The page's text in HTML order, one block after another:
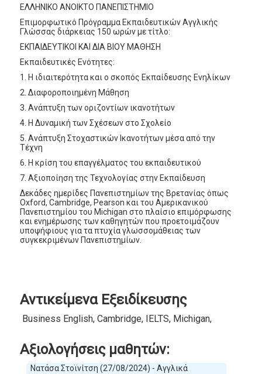
ΕΛΛΗΝΙΚΟ ΑΝΟΙΚΤΟ ΠΑΝΕΠΙΣΤΗΜΙΟ
Επιμορφωτικό Πρόγραμμα Εκπαιδευτικών Αγγλικής
Γλώσσας διάρκειας 150 ωρών με τίτλο:
ΕΚΠΑΙΔΕΥΤΙΚΟΙ ΚΑΙ ΔΙΑ ΒΙΟΥ ΜΑΘΗΣΗ
Εκπαιδευτικές Ενότητες:
1. Η ιδιαιτερότητα και ο σκοπός Εκπαίδευσης Ενηλίκων
2. Διαφοροποιημένη Μάθηση
3. Ανάπτυξη των οριζοντίων ικανοτήτων
4. Η Δυναμική των Σχέσεων στο Σχολείο
5. Ανάπτυξη Στοχαστικών Ικανοτήτων μέσα από την
Τέχνη
6. Η κρίση του επαγγέλματος του εκπαιδευτικού
7. Αξιοποίηση της Τεχνολογίας στην Εκπαίδευση
Δεκάδες ημερίδες Πανεπιστημίων της Βρετανίας όπως
Oxford, Cambridge, Pearson και του Αμερικανικού
Πανεπιστημίου του Michigan στο πλαίσιο επιμόρφωσης
και ενημέρωσης των καθηγητών που προετοιμάζουν
υποψήφιους για τα πτυχία γλωσσομάθειας των
συγκεκριμένων Πανεπιστημίων.
Αντικείμενα Εξειδίκευσης
Business English, Cambridge, IELTS, Michigan, NOCN
Αξιολογήσεις μαθητών:
Νατάσα Στοϊνίτση (27/08/2024) - Αγγλικά